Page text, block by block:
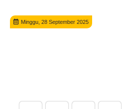
Minggu, 28 September 2025